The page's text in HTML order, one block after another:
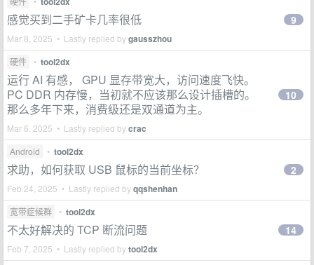
感觉买到二手矿卡几率很低
Mar 8, 2025 • Lastly replied bygausszhou
9
硬件 • tool2dx
运行 AI 有感， GPU 显存带宽大，访问速度飞快。
PC DDR 内存慢，当初就不应该那么设计插槽的。
那么多年下来，消费级还是双通道为主。
Mar 6, 2025 • Lastly replied bycrac
10
Android • tool2dx
求助，如何获取 USB 鼠标的当前坐标？
Feb 24, 2025 • Lastly replied byqqshenhan
2
宽带症候群 • tool2dx
不太好解决的 TCP 断流问题
Feb 7, 2025 • Lastly replied bytool2dx
14